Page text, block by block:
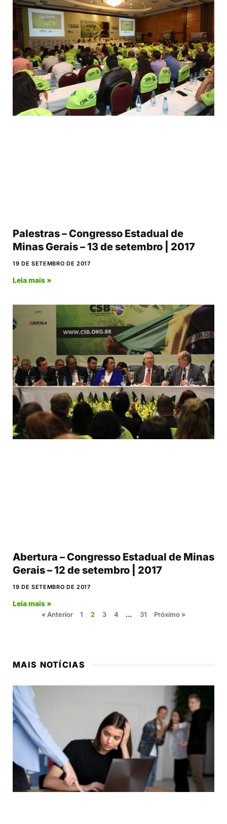
Palestras – Congresso Estadual de
Minas Gerais – 13 de setembro | 2017
19 DE SETEMBRO DE 2017
Leia mais »
Abertura – Congresso Estadual de Minas
Gerais – 12 de setembro | 2017
19 DE SETEMBRO DE 2017
Leia mais »
« Anterior 1 2 3 4 … 31 Próximo »
MAIS NOTÍCIAS